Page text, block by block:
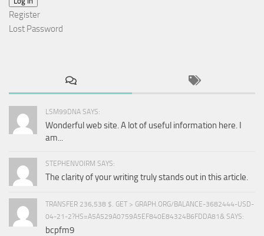
Register
Lost Password
LSM99DNA SAYS:
Wonderful web site. A lot of useful information here. I
am...
STEPHENVOIRM SAYS:
The clarity of your writing truly stands out in this article.
TRANSFER 236,538 $. GET > GRAPH.ORG/BALANCE-3682444-USD-
04-21-2?HS=A5A529A0759A5EF840E84324B6FDDA81& SAYS:
bcpfm9